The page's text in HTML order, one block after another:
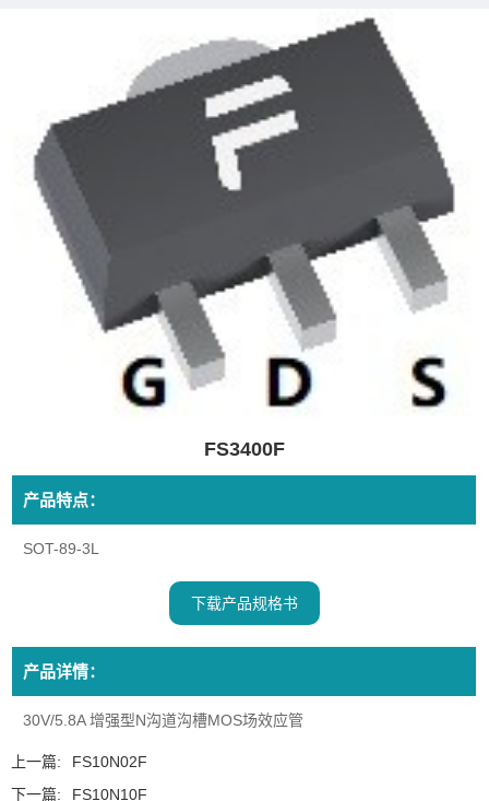
FS3400F
产品特点：
SOT-89-3L
下载产品规格书
产品详情：
30V/5.8A 增强型N沟道沟槽MOS场效应管
上一篇:
FS10N02F
下一篇:
FS10N10F